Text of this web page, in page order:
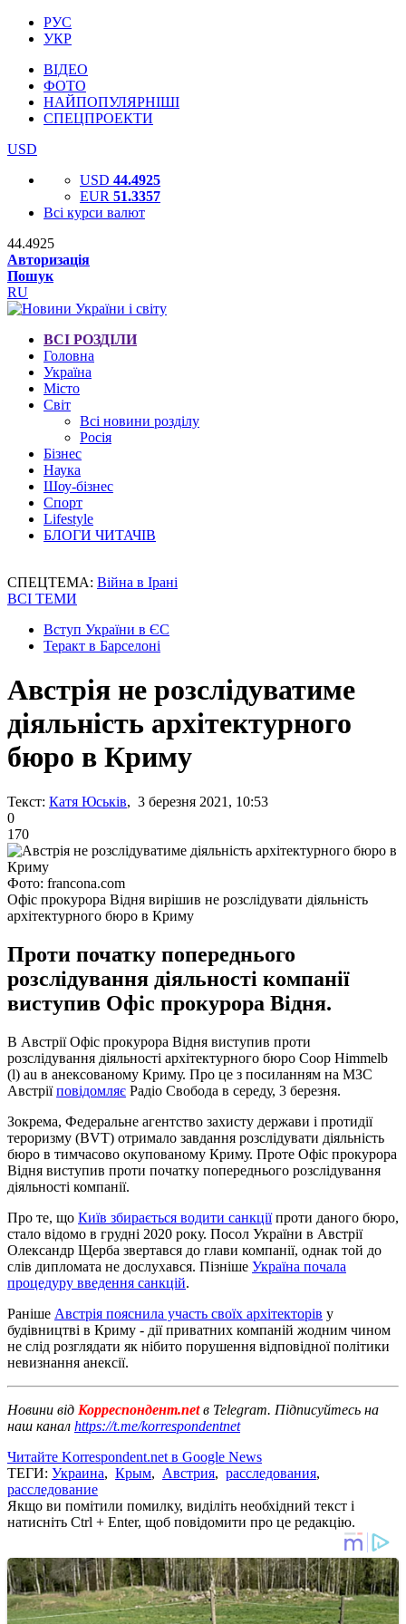
РУС
УКР
ВІДЕО
ФОТО
НАЙПОПУЛЯРНІШІ
СПЕЦПРОЕКТИ
USD
USD 44.4925
EUR 51.3357
Всі курси валют
44.4925
Авторизація
Пошук
RU
ВСІ РОЗДІЛИ
Головна
Україна
Місто
Світ
Всі новини розділу
Росія
Бізнес
Наука
Шоу-бізнес
Спорт
Lifestyle
БЛОГИ ЧИТАЧІВ
СПЕЦТЕМА: Війна в Ірані
ВСІ ТЕМИ
Вступ України в ЄС
Теракт в Барселоні
Австрія не розслідуватиме
діяльність архітектурного
бюро в Криму
Текст: Катя Юськів, 3 березня 2021, 10:53
0
170
Фото: francona.com
Офіс прокурора Відня вирішив не розслідувати діяльність
архітектурного бюро в Криму
Проти початку попереднього
розслідування діяльності компанії
виступив Офіс прокурора Відня.
В Австрії Офіс прокурора Відня виступив проти
розслідування діяльності архітектурного бюро Coop Himmelb
(l) au в анексованому Криму. Про це з посиланням на МЗС
Австріїповідомляє Радіо Свобода в середу, 3 березня.
Зокрема, Федеральне агентство захисту держави і протидії
тероризму (BVT) отримало завдання розслідувати діяльність
бюро в тимчасово окупованому Криму. Проте Офіс прокурора
Відня виступив проти початку попереднього розслідування
діяльності компанії.
Про те, що Київ збирається водити санкціїпроти даного бюро,
стало відомо в грудні 2020 року. Посол України в Австрії
Олександр Щерба звертався до глави компанії, однак той до
слів дипломата не дослухався. Пізніше Україна почала
процедуру введення санкцій.
Раніше Австрія пояснила участь своїх архітекторів у
будівництві в Криму - дії приватних компаній жодним чином
не слід розглядати як нібито порушення відповідної політики
невизнання анексії.
Новини від Корреспондент.netв Telegram. Підписуйтесь на
наш канал https://t.me/korrespondentnet
Читайте Korrespondent.net в Google News
ТЕГИ: Украина, Крым, Австрия, расследования,
расследование
Якщо ви помітили помилку, виділіть необхідний текст і
натисніть Ctrl + Enter, щоб повідомити про це редакцію.